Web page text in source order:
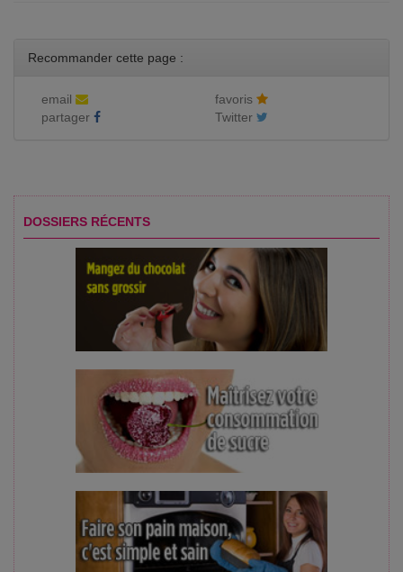
Recommander cette page :
email
favoris
partager
Twitter
DOSSIERS RÉCENTS